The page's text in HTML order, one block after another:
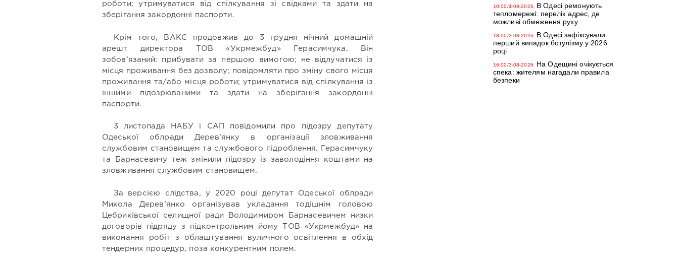
роботи; утримуватися від спілкування зі свідками та здати на
зберігання закордонні паспорти.
Крім того, ВАКС продовжив до 3 грудня нічний домашній
арешт директора ТОВ «Укрмежбуд» Герасимчука. Він
зобов’язаний: прибувати за першою вимогою; не відлучатися із
місця проживання без дозволу; повідомляти про зміну свого місця
проживання та/або місця роботи; утримуватися від спілкування із
іншими підозрюваними та здати на зберігання закордонні
паспорти.
3 листопада НАБУ і САП повідомили про підозру депутату
Одеської облради Дерев’янку в організації зловживання
службовим становищем та службового підроблення. Герасимчуку
та Барнасевичу теж змінили підозру із заволодіння коштами на
зловживання службовим становищем.
За версією слідства, у 2020 році депутат Одеської облради
Микола Дерев’янко організував укладання тодішнім головою
Цебриківської селищної ради Володимиром Барнасевичем низки
договорів підряду з підконтрольним йому ТОВ «Укрмежбуд» на
виконання робіт з облаштування вуличного освітлення в обхід
тендерних процедур, поза конкурентним полем.
10:00/4-08-2026
В Одесі ремонують
тепломережі: перелік адрес, де
можливі обмеження руху
18:00/3-08-2026
В Одесі зафіксували
перший випадок ботулізму у 2026
році
16:00/3-08-2026
На Одещині очікується
спека: жителям нагадали правила
безпеки